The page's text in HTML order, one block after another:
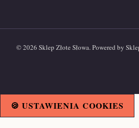
© 2026 Sklep Złote Słowa. Powered by
🍪 USTAWIENIA COOKIES